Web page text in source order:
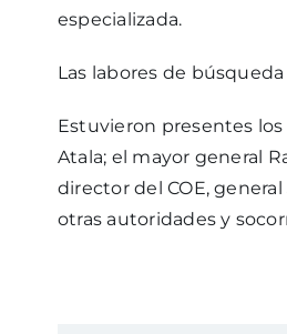
especializada.
Las labores de
Estuvieron presentes los
Atala; el mayor general
director del COE,
otras autoridades y